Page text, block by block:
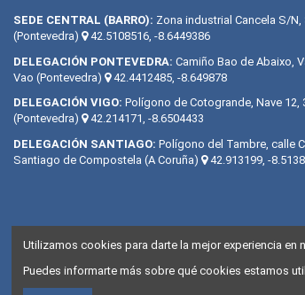
SEDE CENTRAL (BARRO): Zona industrial Cancela S/N,
(Pontevedra)
42.5108516, -8.6449386
DELEGACIÓN PONTEVEDRA: Camiño Bao de Abaixo,
Vao (Pontevedra)
42.4412485, -8.649878
DELEGACIÓN VIGO: Polígono de Cotogrande, Nave 12,
(Pontevedra)
42.214171, -8.6504433
DELEGACIÓN SANTIAGO: Polígono del Tambre, calle
Santiago de Compostela (A Coruña)
42.913199, -
Utilizamos cookies para darte la mejor experiencia en
Puedes informarte más sobre qué cookies estamos